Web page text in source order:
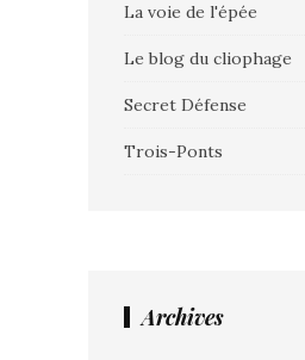
La voie de l'épée
Le blog du cliophage
Secret Défense
Trois-Ponts
Archives